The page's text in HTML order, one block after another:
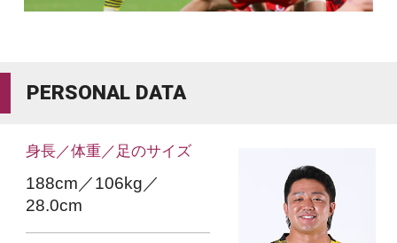
PERSONAL DATA
身長／体重／足のサイズ
188cm／106kg／
28.0cm